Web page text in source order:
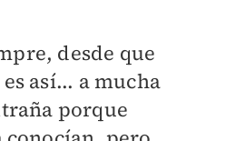
desde que
así... a mucha
porque